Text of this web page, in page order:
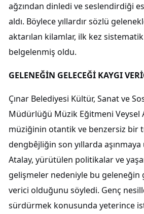
ağzından dinledi ve seslendirdiği
aldı. Böylece yıllardır sözlü
aktarılan kilamlar, ilk kez
belgelenmiş oldu.
GELENEĞİN GELECEĞİ KAYGI
Çınar Belediyesi Kültür, Sanat ve
Müdürlüğü Müzik Eğitmeni Veysel
müziğinin otantik ve benzersiz bir
dengbêjliğin son yıllarda aşınmaya
Atalay, yürütülen politikalar ve
gelişmeler nedeniyle bu geleneğin
verici olduğunu söyledi. Genç
sürdürmek konusunda yeterince